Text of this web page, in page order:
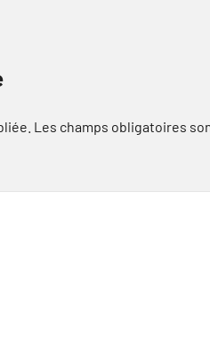
Les champs obligatoires